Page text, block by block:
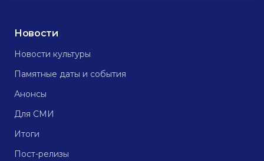
Новости
Новости культуры
Памятные даты и события
Анонсы
Для СМИ
Итоги
Пост-релизы